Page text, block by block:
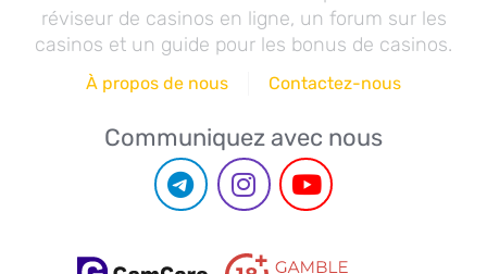
réviseur de casinos en ligne, un forum sur les
casinos et un guide pour les bonus de casinos.
À propos de nous Contactez-nous
Communiquez avec nous